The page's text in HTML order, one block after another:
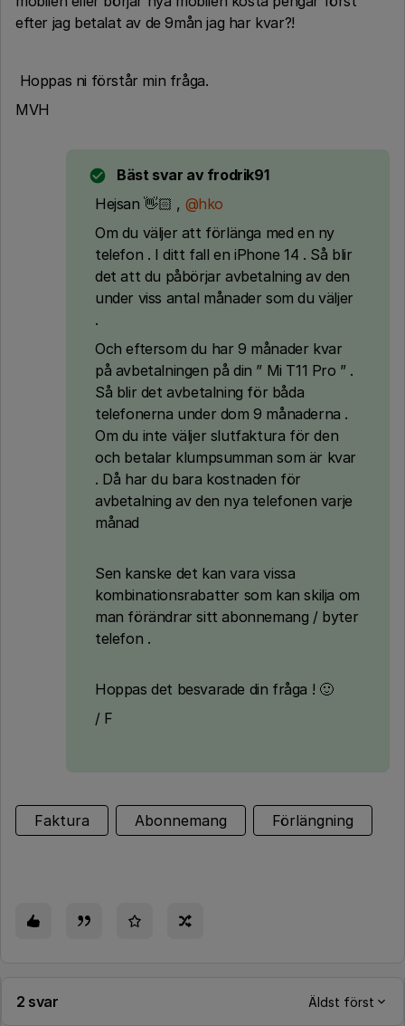
efter jag betalat av de 9mån jag har kvar?!
Hoppas ni förstår min fråga.
MVH
Bäst svar av frodrik91
Hejsan 👋🏻 , @hko
Om du väljer att förlänga med en ny
telefon . I ditt fall en iPhone 14 . Så blir
det att du påbörjar avbetalning av den
under viss antal månader som du väljer
.
Och eftersom du har 9 månader kvar
på avbetalningen på din ” Mi T11 Pro ” .
Så blir det avbetalning för båda
telefonerna under dom 9 månaderna .
Om du inte väljer slutfaktura för den
och betalar klumpsumman som är kvar
. Då har du bara kostnaden för
avbetalning av den nya telefonen varje
månad
Sen kanske det kan vara vissa
kombinationsrabatter som kan skilja om
man förändrar sitt abonnemang / byter
telefon .
Hoppas det besvarade din fråga ! 🙂
/ F
Faktura Abonnemang Förlängning
2 svar Äldst först